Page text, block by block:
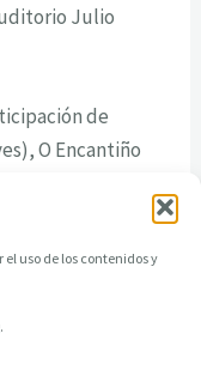
uso de los contenidos y
Julio
de
O Encantiño